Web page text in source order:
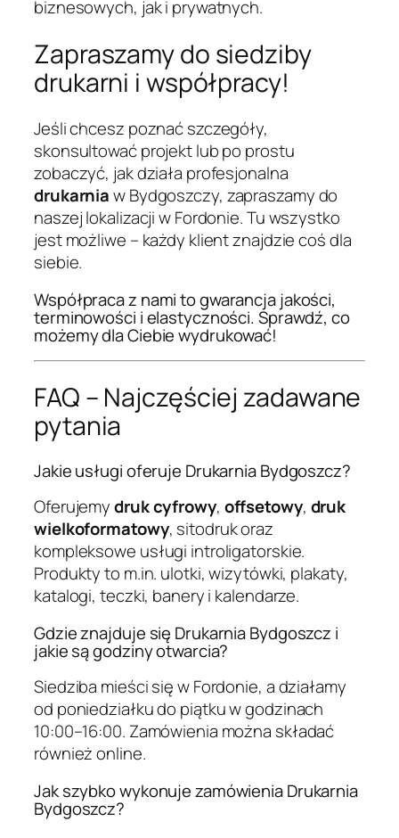
biznesowych, jak i prywatnych.
Zapraszamy do siedziby
drukarni i współpracy!
Jeśli chcesz poznać szczegóły,
skonsultować projekt lub po prostu
zobaczyć, jak działa profesjonalna
drukarniaw Bydgoszczy, zapraszamy do
naszej lokalizacji w Fordonie. Tu wszystko
jest możliwe – każdy klient znajdzie coś dla
siebie.
Współpraca z nami to gwarancja jakości,
terminowości i elastyczności. Sprawdź, co
możemy dla Ciebie wydrukować!
FAQ – Najczęściej zadawane
pytania
Jakie usługi oferuje Drukarnia Bydgoszcz?
Oferujemydruk cyfrowy, offsetowy, druk
wielkoformatowy, sitodruk oraz
kompleksowe usługi introligatorskie.
Produkty to m.in. ulotki, wizytówki, plakaty,
katalogi, teczki, banery i kalendarze.
Gdzie znajduje się Drukarnia Bydgoszcz i
jakie są godziny otwarcia?
Siedziba mieści się w Fordonie, a działamy
od poniedziałku do piątku w godzinach
10:00–16:00. Zamówienia można składać
również online.
Jak szybko wykonuje zamówienia Drukarnia
Bydgoszcz?